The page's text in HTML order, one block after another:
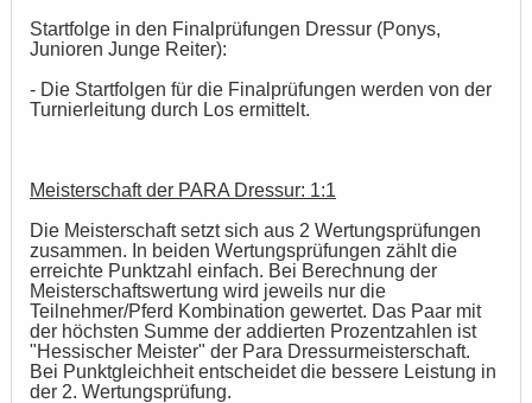
Startfolge in den Finalprüfungen Dressur (Ponys,
Junioren Junge Reiter):
- Die Startfolgen für die Finalprüfungen werden von der
Turnierleitung durch Los ermittelt.
Meisterschaft der PARA Dressur: 1:1
Die Meisterschaft setzt sich aus 2 Wertungsprüfungen
zusammen. In beiden Wertungsprüfungen zählt die
erreichte Punktzahl einfach. Bei Berechnung der
Meisterschaftswertung wird jeweils nur die
Teilnehmer/Pferd Kombination gewertet. Das Paar mit
der höchsten Summe der addierten Prozentzahlen ist
"Hessischer Meister" der Para Dressurmeisterschaft.
Bei Punktgleichheit entscheidet die bessere Leistung in
der 2. Wertungsprüfung.